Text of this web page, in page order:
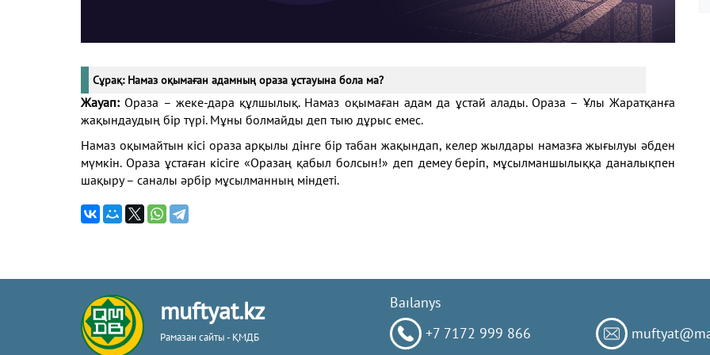
Сұрақ: Намаз оқымаған адамның ораза ұстауына бола ма?
Жауап:Ораза – жеке-дара құлшылық. Намаз оқымаған адам да ұстай алады. Ораза – Ұлы Жаратқанға
жақындаудың бір түрі. Мұны болмайды деп тыю дұрыс емес.
Намаз оқымайтын кісі ораза арқылы дінге бір табан жақындап, келер жылдары намазға жығылуы әбден
мүмкін. Ораза ұстаған кісіге «Оразаң қабыл болсын!» деп демеу беріп, мұсылманшылыққа даналықпен
шақыру – саналы әрбір мұсылманның міндеті.
muftyat.kz
Рамазан сайты - ҚМДБ
Baılanys
+7 7172 999 866